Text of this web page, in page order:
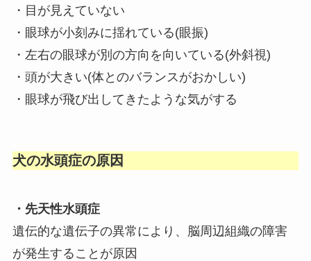
・目が見えていない
・眼球が小刻みに揺れている(眼振)
・左右の眼球が別の方向を向いている(外斜視)
・頭が大きい(体とのバランスがおかしい)
・眼球が飛び出してきたような気がする
犬の水頭症の原因
・先天性水頭症
遺伝的な遺伝子の異常により、脳周辺組織の障害
が発生することが原因